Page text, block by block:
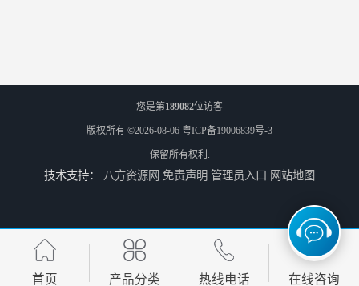
您是第189082位访客
版权所有 ©2026-08-06 粤ICP备19006839号-3
保留所有权利.
技术支持： 八方资源网 免责声明 管理员入口 网站地图
首页 产品分类 热线电话 在线咨询